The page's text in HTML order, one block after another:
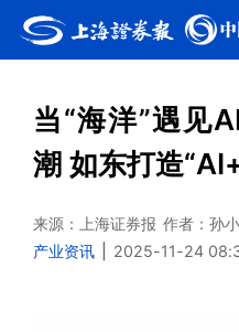
当“海洋”遇见
潮 如东打造
来源：上海证券报 作者：孙
产业资讯
2025-11-24